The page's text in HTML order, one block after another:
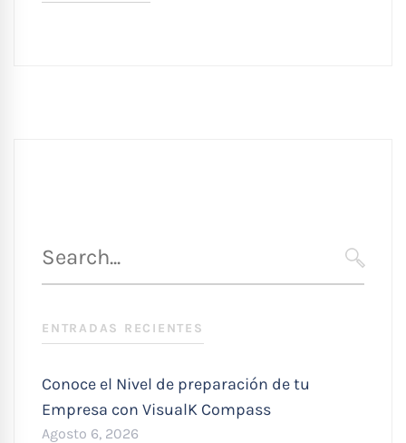
para
ENTRADAS RECIENTES
Conoce el Nivel de preparación de tu
Empresa con VisualK Compass
Agosto 6, 2026